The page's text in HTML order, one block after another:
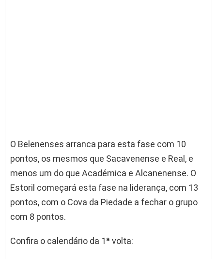
O Belenenses arranca para esta fase com 10
pontos, os mesmos que Sacavenense e Real, e
menos um do que Académica e Alcanenense. O
Estoril começará esta fase na liderança, com 13
pontos, com o Cova da Piedade a fechar o grupo
com 8 pontos.
Confira o calendário da 1ª volta: